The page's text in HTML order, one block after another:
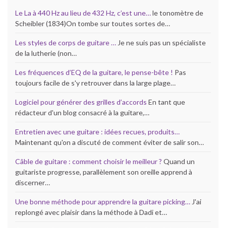
Le La à 440 Hz au lieu de 432 Hz, c’est une…le tonomètre de
Scheibler (1834)On tombe sur toutes sortes de…
Les styles de corps de guitare … Je ne suis pas un spécialiste
de la lutherie (non…
Les fréquences d’EQ de la guitare, le pense-bête ! Pas
toujours facile de s'y retrouver dans la large plage…
Logiciel pour générer des grilles d’accords En tant que
rédacteur d'un blog consacré à la guitare,…
Entretien avec une guitare : idées recues, produits…
Maintenant qu'on a discuté de comment éviter de salir son…
Câble de guitare : comment choisir le meilleur ? Quand un
guitariste progresse, parallèlement son oreille apprend à
discerner…
Une bonne méthode pour apprendre la guitare picking… J'ai
replongé avec plaisir dans la méthode à Dadi et…